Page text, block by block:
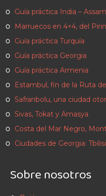
Guía práctica India –
Marruecos en 4×4, del
Guía práctica Turquía
Guía práctica Georgia
Guía práctica Armenia
Estambul, fin de la Ruta
Safranbolu, una ciudad
Sivas, Tokat y Amasya
Costa del Mar Negro,
Ciudades de Georgia:
Sobre nosotros